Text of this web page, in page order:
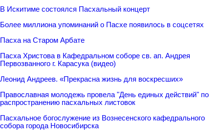
В Искитиме состоялся Пасхальный концерт
Более миллиона упоминаний о Пасхе появилось в соцсетях
Пасха на Старом Арбате
Пасха Христова в Кафедральном соборе св. ап. Андрея
Первозванного г. Карасука (видео)
Леонид Андреев. «Прекрасна жизнь для воскресших»
Православная молодежь провела "День единых действий" по
распространению пасхальных листовок
Пасхальное богослужение из Вознесенского кафедрального
собора города Новосибирска